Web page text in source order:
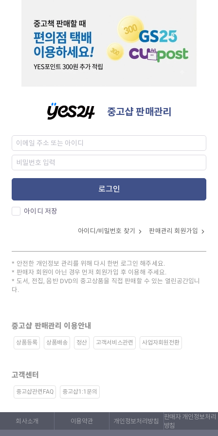
중고샵 판매관리
로그인
아이디 저장
아이디/비밀번호 찾기 판매관리 회원가입
안전한 개인정보 관리를 위해 다시 한번 로그인 해주세요.
판매자 회원이 아닌 경우 먼저 회원가입 후 이용해 주세요.
도서, 전집, 음반 DVD의 중고상품을 직접 판매할 수 있는 열린공간입니
다.
중고샵 판매관리 이용안내
상품등록 상품배송 정산 고객서비스관련 사업자회원전환
고객센터
중고샵관련FAQ 중고샵1:1문의
회사소개 이용약관 개인정보처리방침
판매자 개인정보처리
방침